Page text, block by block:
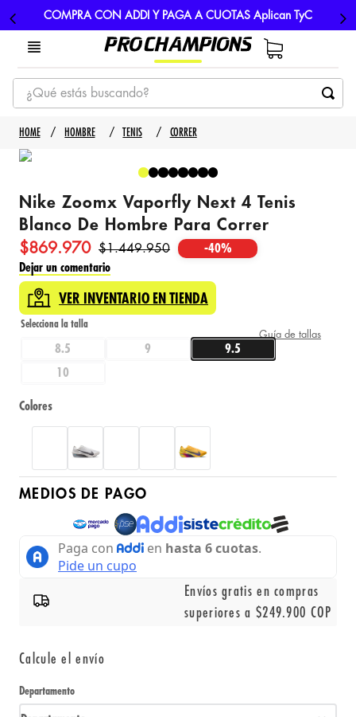
COMPRA CON ADDI Y PAGA A CUOTAS Aplican TyC
¿Qué estás buscando?
TÉRMINOS MÁS BUSCADOS
1
3. nike
4 . guayos
5
HOMBRE TENIS CORRER
Nike Zoomx Vaporfly Next 4 Tenis
Blanco De Hombre Para Correr
$869.970 $1.449.950 -40%
Dejar un comentario
VER INVENTARIO EN TIENDA
Guía de tallas
8.5 9
9.5
10
Colores
MEDIOS DE PAGO
Envíos gratis en compras
superiores a $249.900 COP
Calcule el envío
Departamento